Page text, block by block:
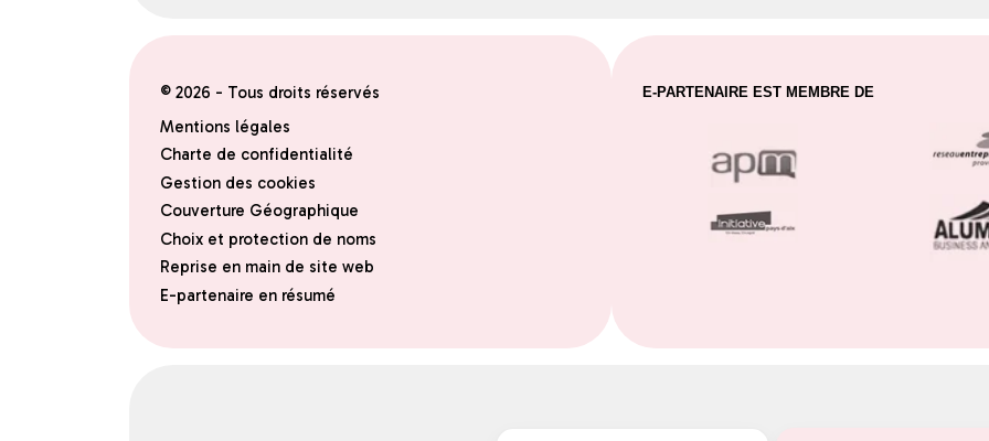
© 2026 - Tous droits réservés
Mentions légales
Charte de confidentialité
Gestion des cookies
Couverture Géographique
Choix et protection de noms
Reprise en main de site web
E-partenaire en résumé
E-PARTENAIRE EST MEMBRE DE